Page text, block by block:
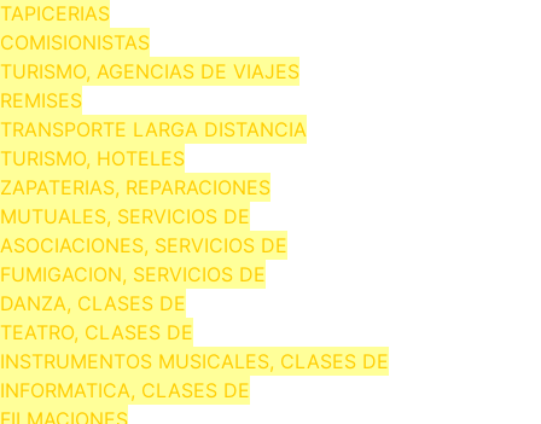
TAPICERIAS
COMISIONISTAS
TURISMO, AGENCIAS DE VIAJES
REMISES
TRANSPORTE LARGA DISTANCIA
TURISMO, HOTELES
ZAPATERIAS, REPARACIONES
MUTUALES, SERVICIOS DE
ASOCIACIONES, SERVICIOS DE
FUMIGACION, SERVICIOS DE
DANZA, CLASES DE
TEATRO, CLASES DE
INSTRUMENTOS MUSICALES, CLASES DE
INFORMATICA, CLASES DE
FILMACIONES